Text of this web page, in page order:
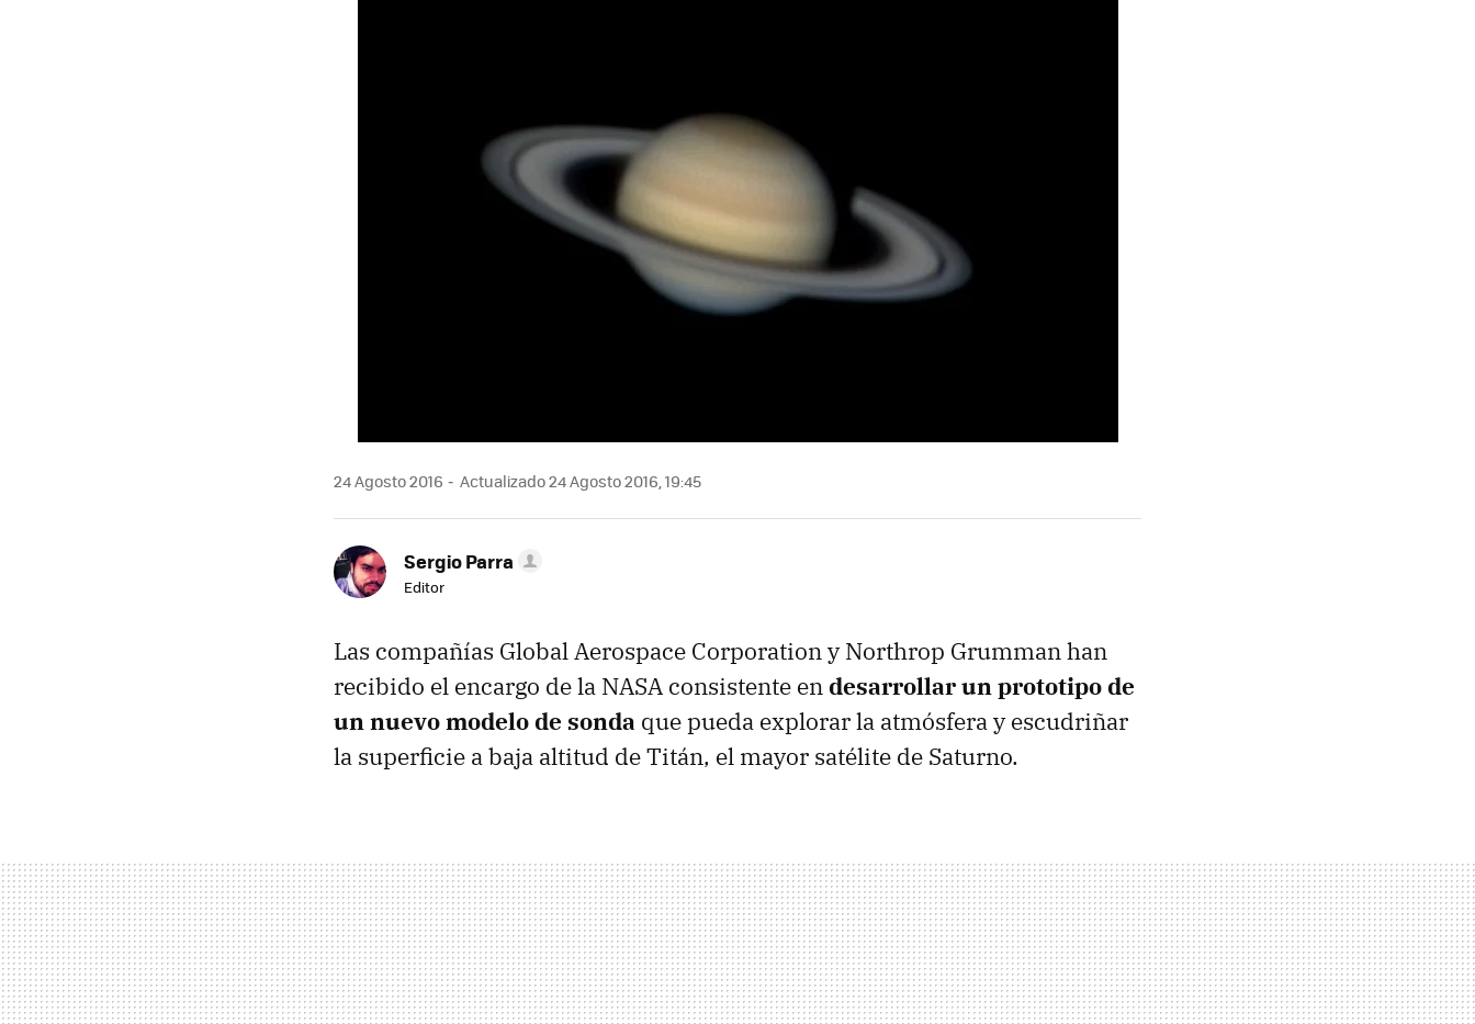
24 Agosto 2016 Actualizado 24 Agosto 2016, 19:45
Sergio Parra
Editor
Las compañías Global Aerospace Corporation y Northrop Grumman han
recibido el encargo de la NASA consistente endesarrollar un prototipo de
un nuevo modelo de sonda que pueda explorar la atmósfera y escudriñar
la superficie a baja altitud de Titán, el mayor satélite de Saturno.